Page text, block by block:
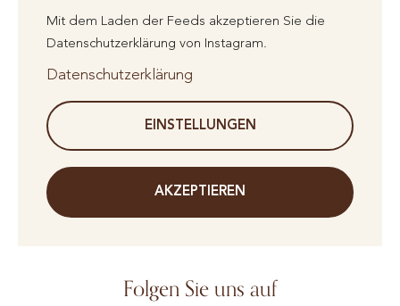
Mit dem Laden der Feeds akzeptieren Sie die
Datenschutzerklärung von Instagram.
Datenschutzerklärung
EINSTELLUNGEN
AKZEPTIEREN
Folgen Sie uns auf